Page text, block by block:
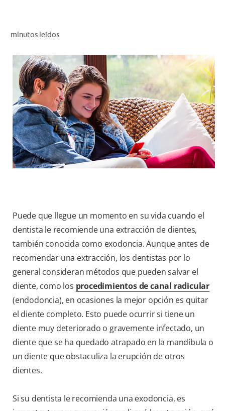
PARA PROFESIONALES
CUPONES
DÓNDE COMPRAR
VE (ES)
SUSCRÍBETE
minutos leídos
Puede que llegue un momento en su vida cuando el
dentista le recomiende una extracción de dientes,
también conocida como exodoncia. Aunque antes de
recomendar una extracción, los dentistas por lo
general consideran métodos que pueden salvar el
diente, como los procedimientos de canal radicular
(endodoncia), en ocasiones la mejor opción es quitar
el diente completo. Esto puede ocurrir si tiene un
diente muy deteriorado o gravemente infectado, un
diente que se ha quedado atrapado en la mandíbula o
un diente que obstaculiza la erupción de otros
dientes.
Si su dentista le recomienda una exodoncia, es